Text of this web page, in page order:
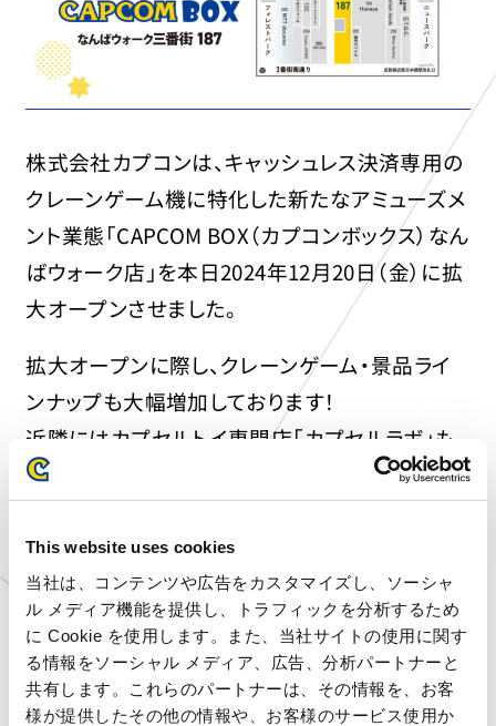
This website uses cookies
当社は、コンテンツや広告をカスタマイズし、ソーシャ
ル メディア機能を提供し、トラフィックを分析するため
に Cookie を使用します。また、当社サイトの使用に関す
る情報をソーシャル メディア、広告、分析パートナーと
共有します。これらのパートナーは、その情報を、お客
様が提供したその他の情報や、お客様のサービス使用か
株式会社カプコンは、キャッシュレス決済専用の
クレーンゲーム機に特化した新たなアミューズメ
ント業態「CAPCOM BOX（カプコンボックス）なん
ばウォーク店」を本日2024年12月20日（金）に拡
大オープンさせました。
拡大オープンに際し、クレーンゲーム・景品ライ
ンナップも大幅増加しております！
近隣にはカプセルトイ専門店「カプセルラボ」も
営業中。
店」「カプセルラボ なんばウォーク店」両店へお
立ち寄りください！
対象店舗
大阪府 CAPCOM BOX なんばウォーク店